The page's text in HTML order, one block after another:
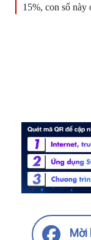
15%, con số này
Mời